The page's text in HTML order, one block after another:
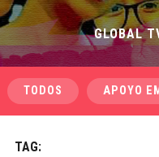
GLOBAL
TODOS APOYO
TAG: